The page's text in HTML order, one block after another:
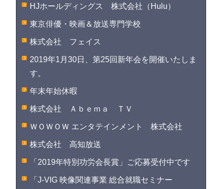
HJホールディングス 株式会社（Hulu）
東京俳優・映画＆放送専門学校
株式会社 フェイス
2019年1月30日、第25回新年会を開催いたしま
す。
年末年始休暇
株式会社 Ａｂｅｍａ ＴＶ
ＷＯＷＯＷ エンタテインメント 株式会社
株式会社 高知放送
「2019年特別功労会長賞」ご応募受付中です
「J-VIG 映像関連事業 総合就職セミナー